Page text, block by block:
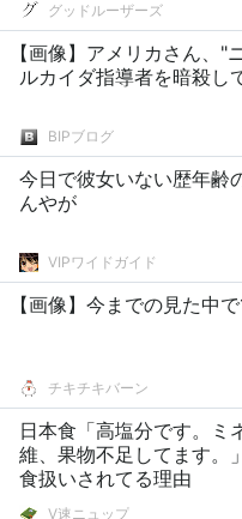
グッドルーザーズ
【画像】アメリカさん、"
ルカイダ指導者を暗殺
BIPブログ
今日で彼女いない歴年齢
んやが
VIPワイドガイド
【画像】今までの見た中
チキチキバーン
日本食「高塩分です。ミ
維、果物不足してます。
食扱いされてる理由
V速ニュップ